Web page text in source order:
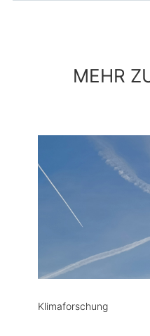
MEHR
Klimaforschung